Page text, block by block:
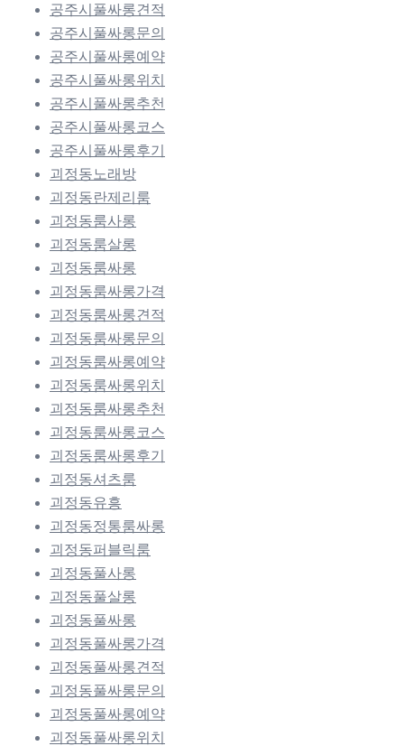
공주시풀싸롱견적
공주시풀싸롱문의
공주시풀싸롱예약
공주시풀싸롱위치
공주시풀싸롱추천
공주시풀싸롱코스
공주시풀싸롱후기
괴정동노래방
괴정동란제리룸
괴정동룸사롱
괴정동룸살롱
괴정동룸싸롱
괴정동룸싸롱가격
괴정동룸싸롱견적
괴정동룸싸롱문의
괴정동룸싸롱예약
괴정동룸싸롱위치
괴정동룸싸롱추천
괴정동룸싸롱코스
괴정동룸싸롱후기
괴정동셔츠룸
괴정동유흥
괴정동정통룸싸롱
괴정동퍼블릭룸
괴정동풀사롱
괴정동풀살롱
괴정동풀싸롱
괴정동풀싸롱가격
괴정동풀싸롱견적
괴정동풀싸롱문의
괴정동풀싸롱예약
괴정동풀싸롱위치